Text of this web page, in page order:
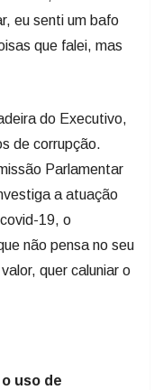
eu senti um bafo
que falei, mas
do Executivo,
de corrupção.
Parlamentar
a atuação
19, o
não pensa no seu
quer caluniar o
uso de